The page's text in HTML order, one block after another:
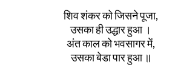
शिव शंकर को जिसने पूजा,
उसका ही उद्धार हुआ ।
अंत काल को भवसागर में,
उसका बेडा पार हुआ ॥